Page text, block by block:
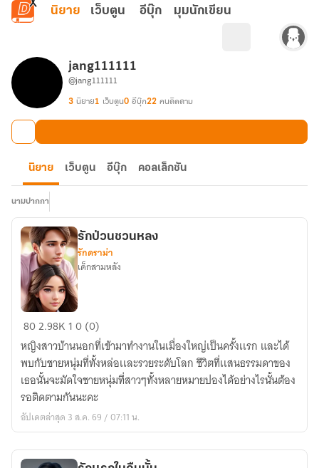
ข้ามไปยังเนื้อหาหลัก
นิยาย เว็บตูน อีบุ๊ก มุมนักเขียน
jang111111
@jang111111
3 นิยาย1 เว็บตูน0 อีบุ๊ก22 คนติดตาม
นิยาย เว็บตูน อีบุ๊ก คอลเล็กชัน
นามปากกา
รัก
ป่วน
ชวน
หลง
รักป่วนชวนหลง
รักดราม่า
เด็กสามหลัง
802.98K 10 (0)
หญิงสาวบ้านนอกที่เข้ามาทำงานในเมื่องใหญ่เป็นครั้งเเรก และได้
พบกับชายหนุ่มที่ทั้งหล่อเเละรวยระดับโลก ชีวิตที่เเสนธรรมดาของ
เธอนั้นจะมัดใจชายหนุ่มที่สาวๆทั้งหลายหมายปองได้อย่างไรนั้นต้อง
รอติดตามกันนะคะ
อัปเดตล่าสุด 3 ส.ค. 69 / 07:11 น.